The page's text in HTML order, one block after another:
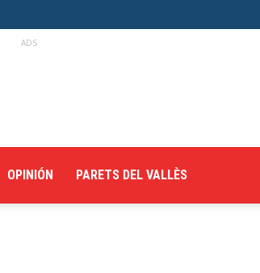
ADS
OPINIÓN PARETS DEL VALLÈS